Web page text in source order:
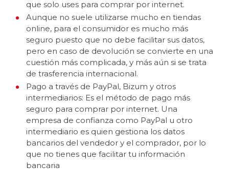
que solo uses para comprar por internet.
Aunque no suele utilizarse mucho en tiendas
online, para el consumidor es mucho más
seguro puesto que no debe facilitar sus datos,
pero en caso de devolución se convierte en una
cuestión más complicada, y más aún si se trata
de trasferencia internacional.
Pago a través de PayPal, Bizum y otros
intermediarios: Es el método de pago más
seguro para comprar por internet. Una
empresa de confianza como PayPal u otro
intermediario es quien gestiona los datos
bancarios del vendedor y el comprador, por lo
que no tienes que facilitar tu información
bancaria